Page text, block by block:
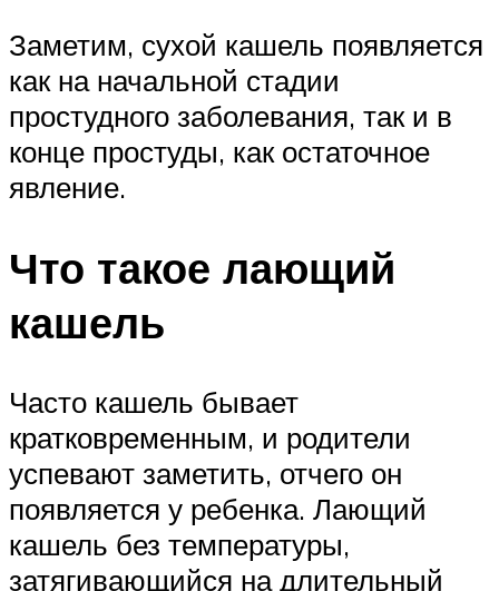
Заметим, сухой кашель появляется
как на начальной стадии
простудного заболевания, так и в
конце простуды, как остаточное
явление.
Что такое лающий
кашель
Часто кашель бывает
кратковременным, и родители
успевают заметить, отчего он
появляется у ребенка. Лающий
кашель без температуры,
затягивающийся на длительный